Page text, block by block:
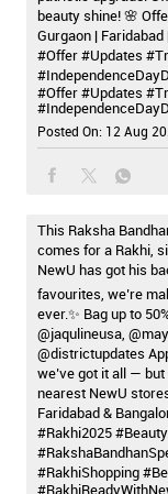
beauty shine! 🌸
Gurgaon |
#Offer #Updates
#Offer#Updates
Posted On: 12 Aug
This Raksha
comes for a Rakhi,
NewU has got his
favourites, we’re
ever.✨ Bag up to
@jaqulineusa,
@districtupdates
we’ve got it all —
nearest NewU
Faridabad &
#Rakhi2025
#RakhiShopping